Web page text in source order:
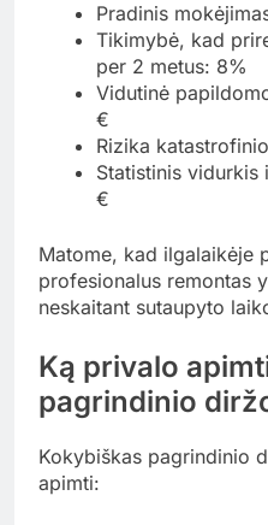
Pradinis
Tikimybė, kad
per 2 metus: 8%
Vidutinė
€
Rizika
Statistinis vidurkis
€
Matome, kad ilgalaikėje
profesionalus remontas
neskaitant sutaupyto
Ką privalo
pagrindinio
Kokybiškas pagrindinio
apimti: